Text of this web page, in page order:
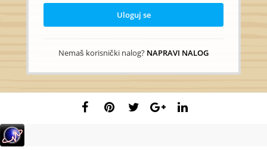
Uloguj se
Nemaš korisnički nalog? NAPRAVI NALOG